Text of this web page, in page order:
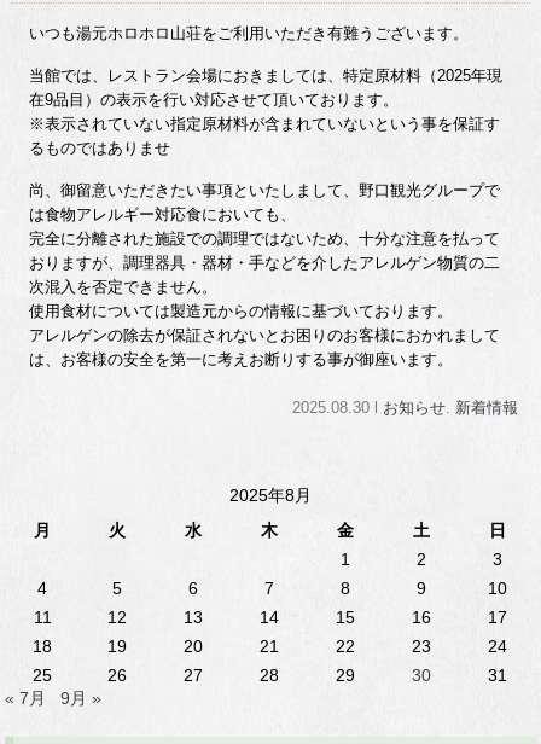
いつも湯元ホロホロ山荘をご利用いただき有難うございます。
当館では、レストラン会場におきましては、特定原材料（2025年現
在9品目）の表示を行い対応させて頂いております。
※表示されていない指定原材料が含まれていないという事を保証す
るものではありませ
尚、御留意いただきたい事項といたしまして、野口観光グループで
は食物アレルギー対応食においても、
完全に分離された施設での調理ではないため、十分な注意を払って
おりますが、調理器具・器材・手などを介したアレルゲン物質の二
次混入を否定できません。
使用食材については製造元からの情報に基づいております。
アレルゲンの除去が保証されないとお困りのお客様におかれまして
は、お客様の安全を第一に考えお断りする事が御座います。
2025.08.30 l お知らせ. 新着情報
2025年8月
月
火 水 木 金 土
日
1
2
3
4
5 6 7 8 9
10
11
12 13 14 15 16
17
18
19 20 21 22 23
24
25
26 27 28 29 30
31
« 7月
9月 »